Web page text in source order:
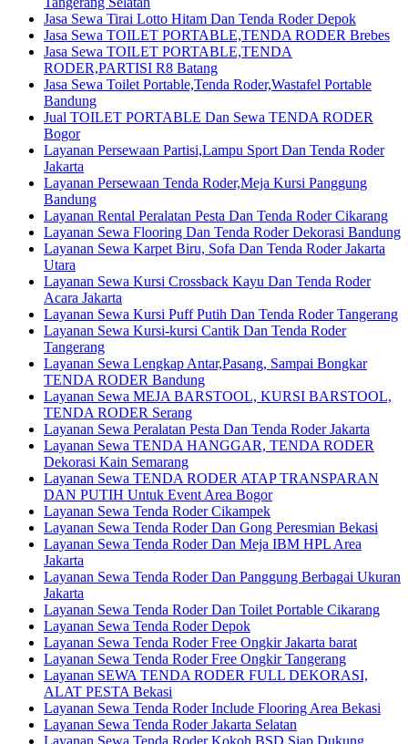
Jasa Sewa Tirai Lotto Hitam Dan Tenda Roder Depok
Jasa Sewa TOILET PORTABLE,TENDA RODER Brebes
Jasa Sewa TOILET PORTABLE,TENDA
RODER,PARTISI R8 Batang
Jasa Sewa Toilet Portable,Tenda Roder,Wastafel Portable
Bandung
Jual TOILET PORTABLE Dan Sewa TENDA RODER
Bogor
Layanan Persewaan Partisi,Lampu Sport Dan Tenda Roder
Jakarta
Layanan Persewaan Tenda Roder,Meja Kursi Panggung
Bandung
Layanan Rental Peralatan Pesta Dan Tenda Roder Cikarang
Layanan Sewa Flooring Dan Tenda Roder Dekorasi Bandung
Layanan Sewa Karpet Biru, Sofa Dan Tenda Roder Jakarta
Utara
Layanan Sewa Kursi Crossback Kayu Dan Tenda Roder
Acara Jakarta
Layanan Sewa Kursi Puff Putih Dan Tenda Roder Tangerang
Layanan Sewa Kursi-kursi Cantik Dan Tenda Roder
Tangerang
Layanan Sewa Lengkap Antar,Pasang, Sampai Bongkar
TENDA RODER Bandung
Layanan Sewa MEJA BARSTOOL, KURSI BARSTOOL,
TENDA RODER Serang
Layanan Sewa Peralatan Pesta Dan Tenda Roder Jakarta
Layanan Sewa TENDA HANGGAR, TENDA RODER
Dekorasi Kain Semarang
Layanan Sewa TENDA RODER ATAP TRANSPARAN
DAN PUTIH Untuk Event Area Bogor
Layanan Sewa Tenda Roder Cikampek
Layanan Sewa Tenda Roder Dan Gong Peresmian Bekasi
Layanan Sewa Tenda Roder Dan Meja IBM HPL Area
Jakarta
Layanan Sewa Tenda Roder Dan Panggung Berbagai Ukuran
Jakarta
Layanan Sewa Tenda Roder Dan Toilet Portable Cikarang
Layanan Sewa Tenda Roder Depok
Layanan Sewa Tenda Roder Free Ongkir Jakarta barat
Layanan Sewa Tenda Roder Free Ongkir Tangerang
Layanan SEWA TENDA RODER FULL DEKORASI,
ALAT PESTA Bekasi
Layanan Sewa Tenda Roder Include Flooring Area Bekasi
Layanan Sewa Tenda Roder Jakarta Selatan